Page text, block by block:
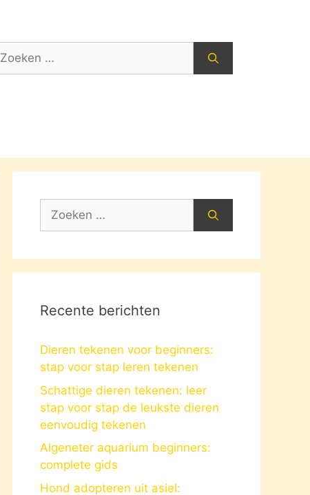
Zoek
Recente berichten
Dieren tekenen voor beginners:
stap voor stap leren tekenen
Schattige dieren tekenen: leer
stap voor stap de leukste dieren
eenvoudig tekenen
Algeneter aquarium beginners:
complete gids
Hond adopteren uit asiel: